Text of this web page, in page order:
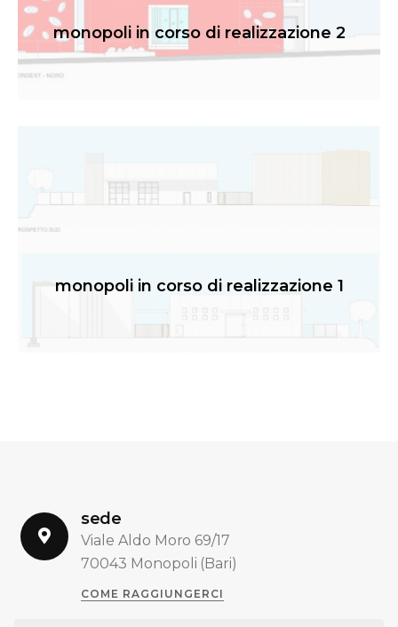
monopoli in corso di realizzazione 2
monopoli in corso di realizzazione 1
sede
Viale Aldo Moro 69/17
70043 Monopoli (Bari)
COME RAGGIUNGERCI